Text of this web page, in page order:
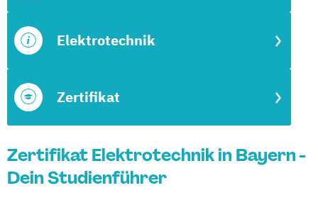
Zertifikat
Elektrotechnik
Zertifikat Elektrotechnik in Bayern -
Dein Studienführer